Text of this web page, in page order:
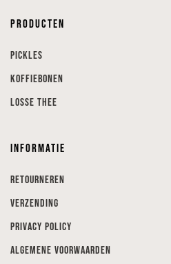
Producten
Pickles
Koffiebonen
Losse thee
Informatie
Retourneren
Verzending
Privacy Policy
Algemene voorwaarden